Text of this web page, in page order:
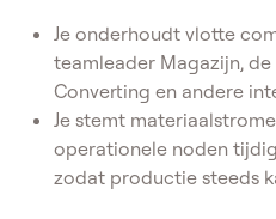
Je onderhoudt vlotte
teamleader Magazijn,
Converting en andere
Je stemt
operationele noden
zodat productie steeds